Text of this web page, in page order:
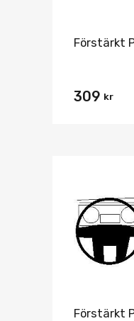
Förstärkt
309 kr
Förstärkt